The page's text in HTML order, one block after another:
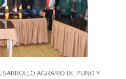
AGRARIO DE PUNO Y